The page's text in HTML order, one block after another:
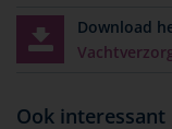
Download
Ook interessant